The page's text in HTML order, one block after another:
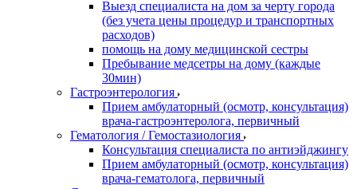
Выезд специалиста на дом за черту города
(без учета цены процедур и транспортных
расходов)
помощь на дому медицинской сестры
Пребывание медсетры на дому (каждые
30мин)
Гастроэнтерология
Прием амбулаторный (осмотр, консультация)
врача-гастроэнтеролога, первичный
Гематология / Гемостазиология
Консультация специалиста по антиэйджингу
Прием амбулаторный (осмотр, консультация)
врача-гематолога, первичный